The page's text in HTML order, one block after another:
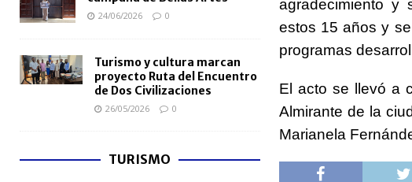
agradecimiento y
estos 15 años y
programas
El acto se llevó a
Almirante de la
Marianela
24/06/2026 0
Turismo y cultura marcan
proyecto Ruta del Encuentro
de Dos Civilizaciones
26/05/2026 0
TURISMO